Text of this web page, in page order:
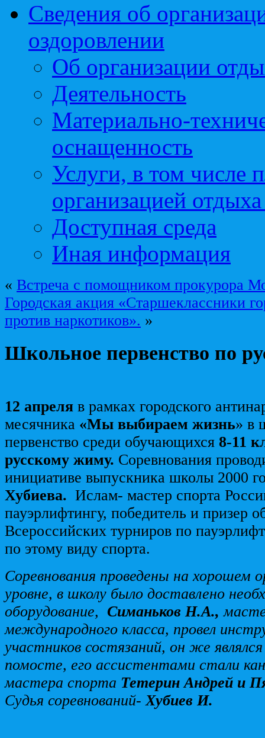
Сведения об
оздоровлении
Об организации
Деятельность
Материально-
оснащенность
Услуги, в том числе
организацией
Доступная среда
Иная информация
« Встреча с помощником прокурора
Городская акция «Старшеклассники
против наркотиков». »
Школьное первенство по
12 апреля в рамках городского
месячника «Мы выбираем жизнь» в
первенство среди обучающихся 8-11
русскому жиму. Соревнования
инициативе выпускника школы 2000
Хубиева. Ислам- мастер спорта
пауэрлифтингу, победитель и призер
Всероссийских турниров по
по этому виду спорта.
Соревнования проведены на хорошем
уровне, в школу было доставлено
оборудование, Симаньков Н.А.,
международного класса, провел
участников состязаний, он же
помосте, его ассистентами стали
мастера спорта Тетерин Андрей и
Судья соревнований-Хубиев И.